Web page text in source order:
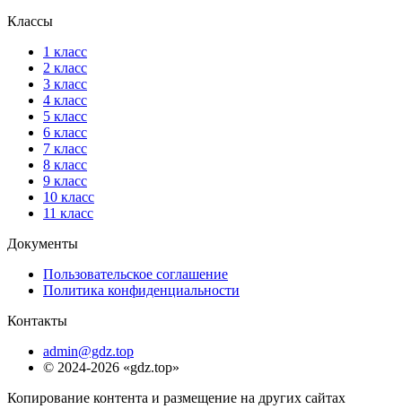
Классы
1 класс
2 класс
3 класс
4 класс
5 класс
6 класс
7 класс
8 класс
9 класс
10 класс
11 класс
Документы
Пользовательское соглашение
Политика конфиденциальности
Контакты
admin@gdz.top
© 2024-2026 «gdz.top»
Копирование контента и размещение на других сайтах